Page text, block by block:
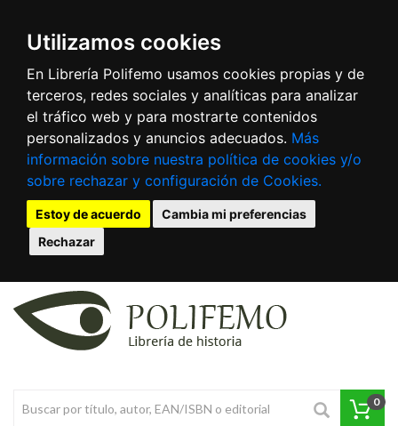
Utilizamos cookies
En Librería Polifemo usamos cookies propias y de
terceros, redes sociales y analíticas para analizar
el tráfico web y para mostrarte contenidos
personalizados y anuncios adecuados. Más
información sobre nuestra política de cookies y/o
sobre rechazar y configuración de Cookies.
Estoy de acuerdo
Cambia mi preferencias
Rechazar
0